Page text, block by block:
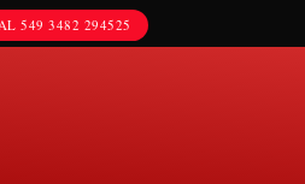
549 3482 294525